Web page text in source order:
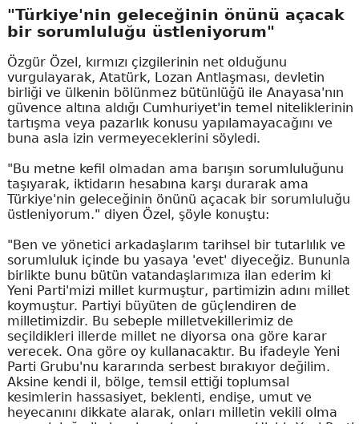
"Türkiye'nin geleceğinin önünü açacak
bir sorumluluğu üstleniyorum"
Özgür Özel, kırmızı çizgilerinin net olduğunu
vurgulayarak, Atatürk, Lozan Antlaşması, devletin
birliği ve ülkenin bölünmez bütünlüğü ile Anayasa'nın
güvence altına aldığı Cumhuriyet'in temel niteliklerinin
tartışma veya pazarlık konusu yapılamayacağını ve
buna asla izin vermeyeceklerini söyledi.
"Bu metne kefil olmadan ama barışın sorumluluğunu
taşıyarak, iktidarın hesabına karşı durarak ama
Türkiye'nin geleceğinin önünü açacak bir sorumluluğu
üstleniyorum." diyen Özel, şöyle konuştu:
"Ben ve yönetici arkadaşlarım tarihsel bir tutarlılık ve
sorumluluk içinde bu yasaya 'evet' diyeceğiz. Bununla
birlikte bunu bütün vatandaşlarımıza ilan ederim ki
Yeni Parti'mizi millet kurmuştur, partimizin adını millet
koymuştur. Partiyi büyüten de güçlendiren de
milletimizdir. Bu sebeple milletvekillerimiz de
seçildikleri illerde millet ne diyorsa ona göre karar
verecek. Ona göre oy kullanacaktır. Bu ifadeyle Yeni
Parti Grubu'nu kararında serbest bırakıyor değilim.
Aksine kendi il, bölge, temsil ettiği toplumsal
kesimlerin hassasiyet, beklenti, endişe, umut ve
heyecanını dikkate alarak, onları milletin vekili olma